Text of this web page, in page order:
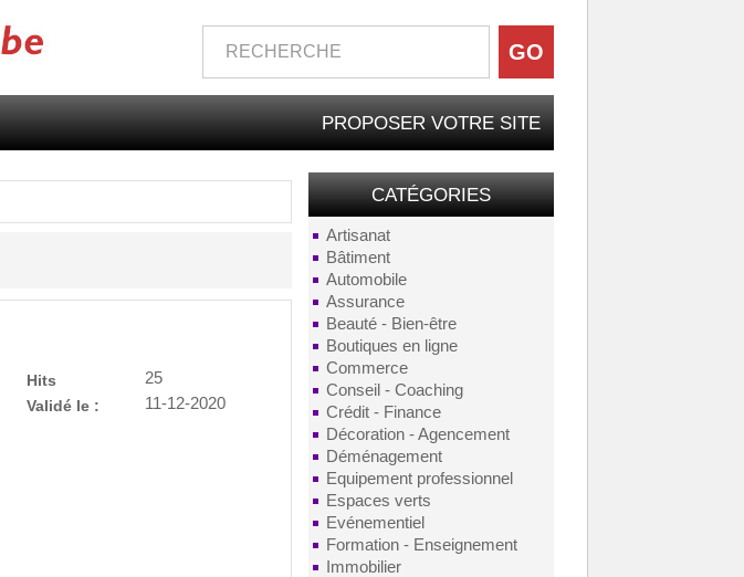
PROPOSER VOTRE SITE
CATÉGORIES
Artisanat
Bâtiment
Automobile
Assurance
Beauté - Bien-être
Boutiques en ligne
Commerce
Conseil - Coaching
Crédit - Finance
Décoration - Agencement
Déménagement
Equipement professionnel
Espaces verts
Evénementiel
Formation - Enseignement
Immobilier
Hits
25
Validé le :
11-12-2020